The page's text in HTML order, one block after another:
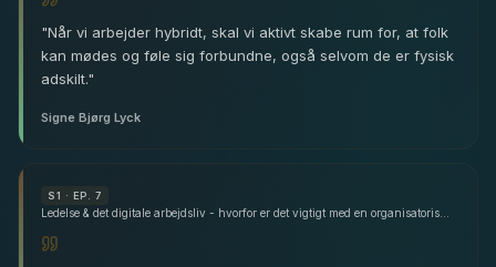
"Når vi arbejder hybridt, skal vi aktivt skabe rum for, at folk
kan mødes og føle sig forbundne, også selvom de er fysisk
adskilt."
Signe Bjørg Lyck
S1 · EP. 7